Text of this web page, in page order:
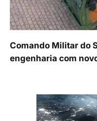
Comando Militar do
engenharia com